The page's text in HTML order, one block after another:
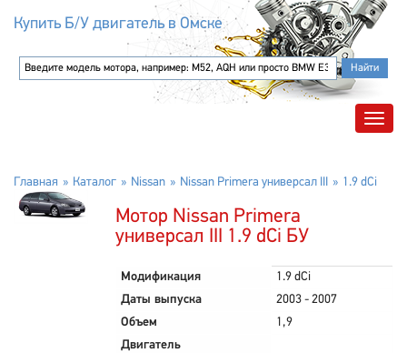
Купить Б/У двигатель в Омске
Главная Каталог Nissan Nissan Primera универсал III 1.9 dCi
Мотор Nissan Primera
универсал III 1.9 dCi БУ
Модификация
1.9 dCi
Даты выпуска
2003 - 2007
Объем
1,9
Двигатель